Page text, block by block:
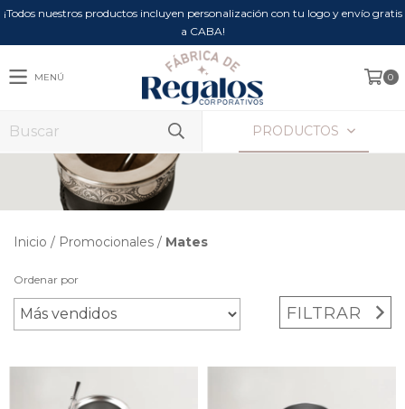
¡Todos nuestros productos incluyen personalización con tu logo y envío gratis
a CABA!
MENÚ 0
PRODUCTOS
Inicio / Promocionales / Mates
Ordenar por
FILTRAR